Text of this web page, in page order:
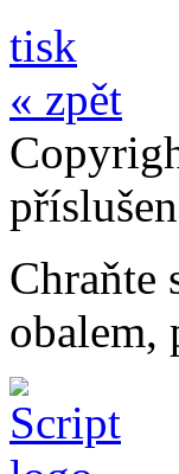
tisk
« zpět
Chraňte
obalem,